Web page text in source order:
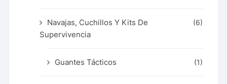
Navajas, Cuchillos Y Kits De
Supervivencia
(6)
Guantes Tácticos (1)